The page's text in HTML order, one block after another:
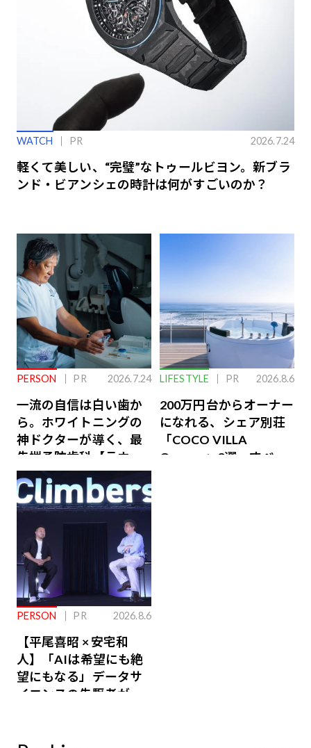
WATCH PR 2026.7.24
軽くて美しい、“完璧”なトゥールビヨン。新ブラ
ンド・ビアンシェの時計は何がすごいのか？
PERSON PR 2026.7.24
一流の自信は白い歯か
ら。ホワイトニングの
神ドクターが導く、最
先端予防歯科【ラウン
ジ会員特典あり】
LIFESTYLE PR 2026.8.6
200万円台からオーナー
になれる、シェア別荘
「COCO VILLA
Owners」3選。すべて
PERSON PR 2026.8.6
【平尾喜昭 × 安宅和
人】「AIは希望にも絶
望にもなる」データサ
イエンスの先駆者が語